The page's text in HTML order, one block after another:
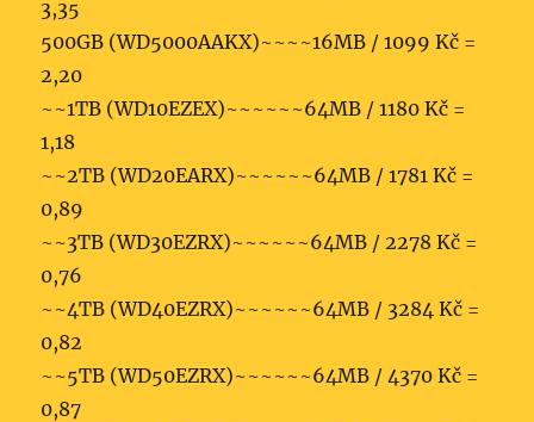
3,35
500GB (WD5000AAKX)~~~~16MB / 1099 Kč =
2,20
~~1TB (WD10EZEX)~~~~~~64­MB / 1180 Kč =
1,18
~~2TB (WD20EARX)~~~~~~64MB / 1781 Kč =
0,89
~~3TB (WD30EZRX)~~~~~~64MB / 2278 Kč =
0,76
~~4TB (WD40EZRX)~~~~~~64MB / 3284 Kč =
0,82
~~5TB (WD50EZRX)~~~~~~64MB / 4370 Kč =
0,87